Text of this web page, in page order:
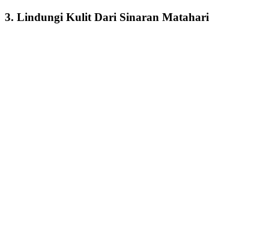
3. Lindungi Kulit Dari Sinaran Matahari